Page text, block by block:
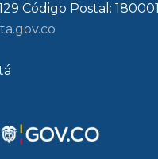
Código Postal: 180001